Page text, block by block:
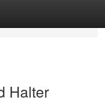
Halter